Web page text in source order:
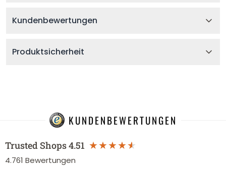
Kundenbewertungen
Produktsicherheit
KUNDENBEWERTUNGEN
Trusted Shops4.51
4.761 Bewertungen